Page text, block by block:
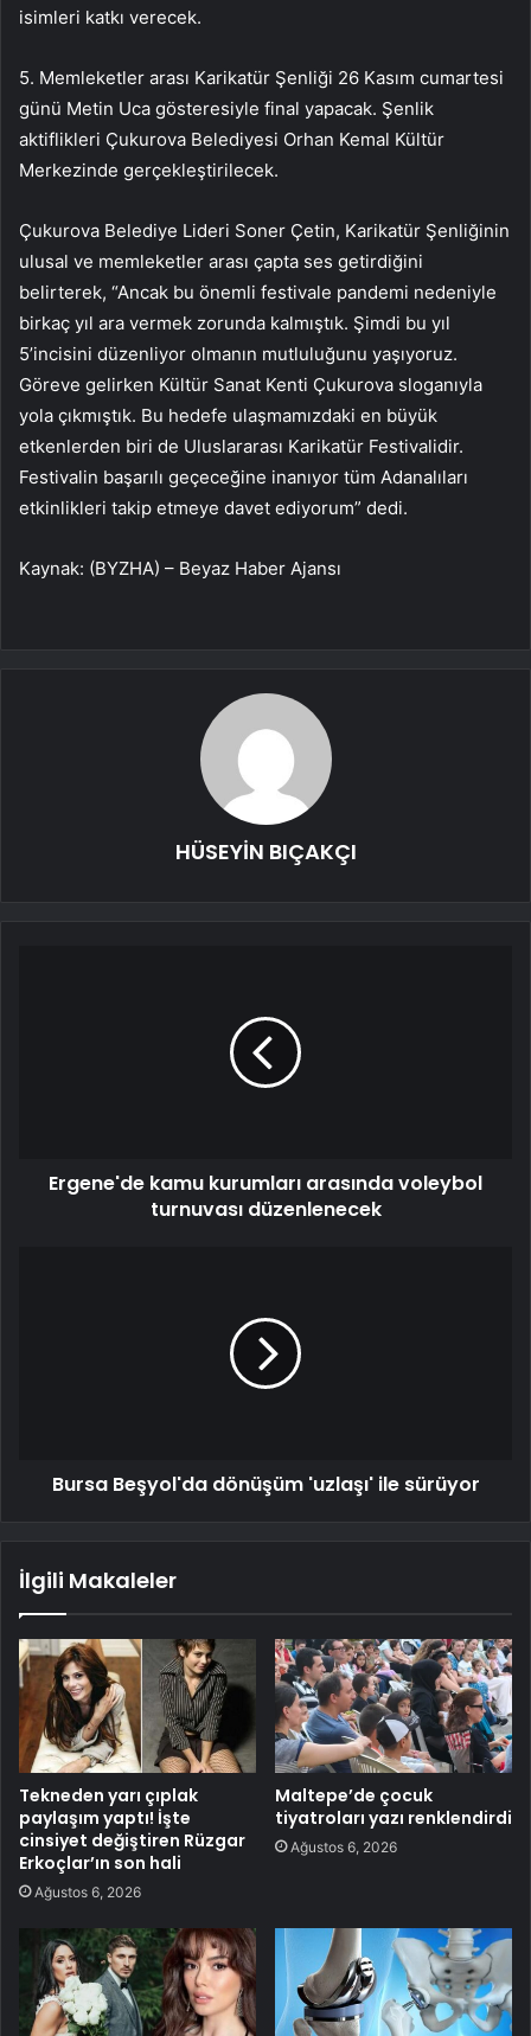
isimleri katkı verecek.
5. Memleketler arası Karikatür Şenliği 26 Kasım cumartesi
günü Metin Uca gösteresiyle final yapacak. Şenlik
aktiflikleri Çukurova Belediyesi Orhan Kemal Kültür
Merkezinde gerçekleştirilecek.
Çukurova Belediye Lideri Soner Çetin, Karikatür Şenliğinin
ulusal ve memleketler arası çapta ses getirdiğini
belirterek, “Ancak bu önemli festivale pandemi nedeniyle
birkaç yıl ara vermek zorunda kalmıştık. Şimdi bu yıl
5’incisini düzenliyor olmanın mutluluğunu yaşıyoruz.
Göreve gelirken Kültür Sanat Kenti Çukurova sloganıyla
yola çıkmıştık. Bu hedefe ulaşmamızdaki en büyük
etkenlerden biri de Uluslararası Karikatür Festivalidir.
Festivalin başarılı geçeceğine inanıyor tüm Adanalıları
etkinlikleri takip etmeye davet ediyorum” dedi.
Kaynak: (BYZHA) – Beyaz Haber Ajansı
HÜSEYİN BIÇAKÇI
Ergene'de kamu kurumları arasında voleybol
turnuvası düzenlenecek
Bursa Beşyol'da dönüşüm 'uzlaşı' ile sürüyor
İlgili Makaleler
Tekneden yarı çıplak
paylaşım yaptı! İşte
cinsiyet değiştiren Rüzgar
Erkoçlar’ın son hali
Ağustos 6, 2026
Maltepe’de çocuk
tiyatroları yazı renklendirdi
Ağustos 6, 2026